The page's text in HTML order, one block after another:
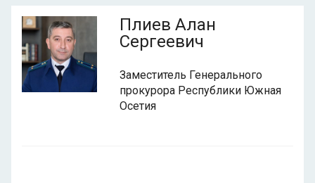
Плиев Алан
Сергеевич
Заместитель Генерального
прокурора Республики Южная
Осетия